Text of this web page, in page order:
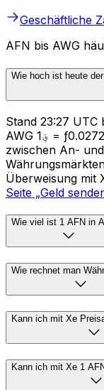
Geschäftliche
AFN bis AWG
Wie hoch ist heute
Stand 23:27
AWG ؋1 = ƒ0.0272. Der Mittelkurs ist der Mittelwert
zwischen An-
Überweisung mit
Seite „Geld
Wie viel ist 1 AFN in
Wie rechnet man
Kann ich mit Xe
Kann ich mit Xe 1